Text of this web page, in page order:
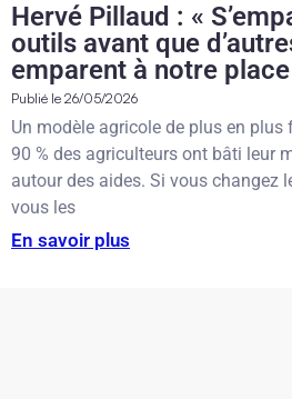
Hervé Pillaud : «
outils avant que
emparent à notre
Publié le 26/05/2026
Un modèle agricole de plus en
90 % des agriculteurs ont bâti leur
autour des aides. Si vous changez
vous les
En savoir plus